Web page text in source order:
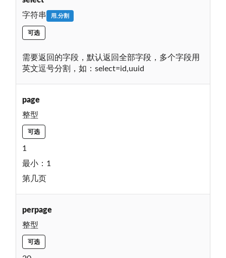
字符串
用,分割
可选
需要返回的字段，默认返回全部字段，多个字段用
英文逗号分割，如：select=id,uuid
page
整型
可选
1
最小：1
第几页
perpage
整型
可选